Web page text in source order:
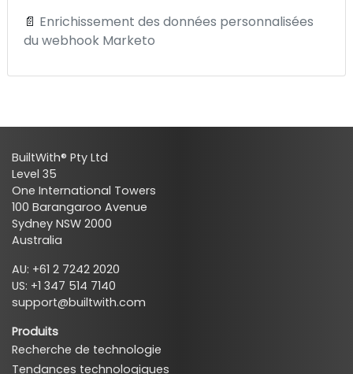
📄 Enrichissement des données personnalisées
du webhook Marketo
BuiltWith® Pty Ltd
Level 35
One International Towers
100 Barangaroo Avenue
Sydney NSW 2000
Australia
AU: +61 2 7242 2020
US: +1 347 514 7140
support@builtwith.com
Produits
Recherche de technologie
Tendances technologiques